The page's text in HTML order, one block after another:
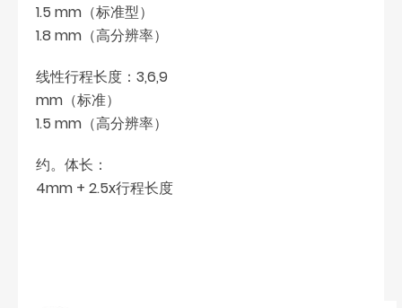
1.5 mm（标准型）
1.8 mm（高分辨率）
线性行程长度：3,6,9
mm（标准）
1.5 mm（高分辨率）
约。体长：
4mm + 2.5x行程长度